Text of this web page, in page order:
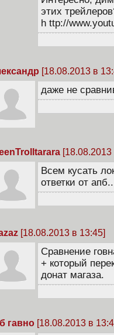
этих
h ttp://
[18.08.2013 в
даже не
Всем кусать
ответки от апб..
[18.08.2013 в 13:45]
Сравнение
+ который
донат магаза.
гавно [18.08.2013 в